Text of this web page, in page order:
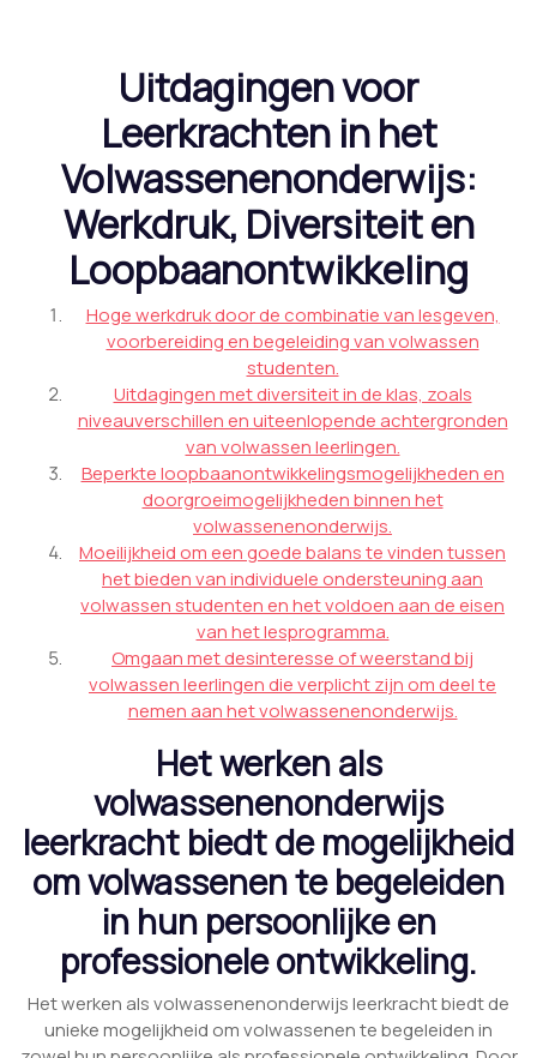
Uitdagingen voor
Leerkrachten in het
Volwassenenonderwijs:
Werkdruk, Diversiteit en
Loopbaanontwikkeling
Hoge werkdruk door de combinatie van lesgeven,
voorbereiding en begeleiding van volwassen
studenten.
Uitdagingen met diversiteit in de klas, zoals
niveauverschillen en uiteenlopende achtergronden
van volwassen leerlingen.
Beperkte loopbaanontwikkelingsmogelijkheden en
doorgroeimogelijkheden binnen het
volwassenenonderwijs.
Moeilijkheid om een goede balans te vinden tussen
het bieden van individuele ondersteuning aan
volwassen studenten en het voldoen aan de eisen
van het lesprogramma.
Omgaan met desinteresse of weerstand bij
volwassen leerlingen die verplicht zijn om deel te
nemen aan het volwassenenonderwijs.
Het werken als
volwassenenonderwijs
leerkracht biedt de mogelijkheid
om volwassenen te begeleiden
in hun persoonlijke en
professionele ontwikkeling.
Het werken als volwassenenonderwijs leerkracht biedt de
unieke mogelijkheid om volwassenen te begeleiden in